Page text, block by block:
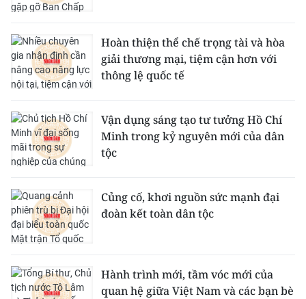
Hoàn thiện thể chế trọng tài và hòa
giải thương mại, tiệm cận hơn với
thông lệ quốc tế
Vận dụng sáng tạo tư tưởng Hồ Chí
Minh trong kỷ nguyên mới của dân
tộc
Củng cố, khơi nguồn sức mạnh đại
đoàn kết toàn dân tộc
Hành trình mới, tầm vóc mới của
quan hệ giữa Việt Nam và các bạn bè